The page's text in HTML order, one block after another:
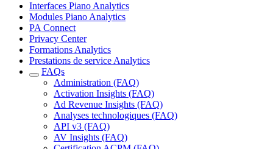
Interfaces Piano Analytics
Modules Piano Analytics
PA Connect
Privacy Center
Formations Analytics
Prestations de service Analytics
FAQs
Administration (FAQ)
Activation Insights (FAQ)
Ad Revenue Insights (FAQ)
Analyses technologiques (FAQ)
API v3 (FAQ)
AV Insights (FAQ)